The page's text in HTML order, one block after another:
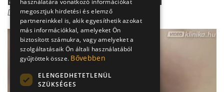
Dr. Őri Zsolt
használatára vonatkozó információkat
megosztjuk hirdetési és elemző
partnereinkkel is, akik egyesíthetik azokat
más információkkal, amelyeket Ön
biztosított számukra, vagy amelyeket a
szolgáltatásaik Ön általi használatából
gyűjtöttek össze. Bővebben
ELENGEDHETETLENÜL
SZÜKSÉGES